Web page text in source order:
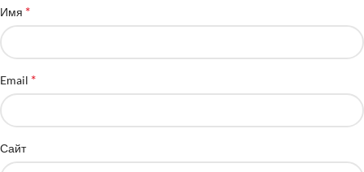
Имя *
Email *
Сайт